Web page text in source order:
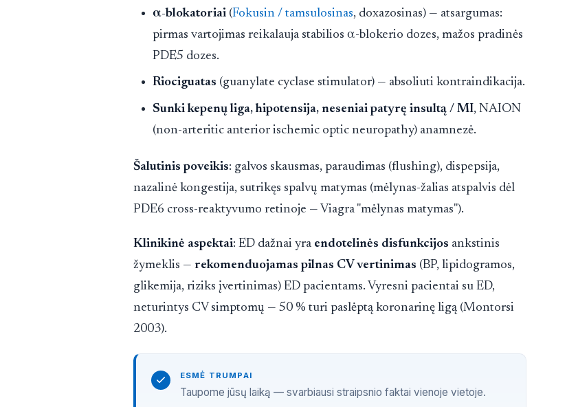
α-blokatoriai(Fokusin / tamsulosinas, doxazosinas) — atsargumas:
pirmas vartojimas reikalauja stabilios α-blokerio dozes, mažos pradinės
PDE5 dozes.
Riociguatas (guanylate cyclase stimulator) — absoliuti kontraindikacija.
Sunki kepenų liga, hipotensija, neseniai patyrę insultą / MI, NAION
(non-arteritic anterior ischemic optic neuropathy) anamnezė.
Šalutinis poveikis: galvos skausmas, paraudimas (flushing), dispepsija,
nazalinė kongestija, sutrikęs spalvų matymas (mėlynas-žalias atspalvis dėl
PDE6 cross-reaktyvumo retinoje — Viagra "mėlynas matymas").
Klinikinė aspektai: ED dažnai yra endotelinės disfunkcijos ankstinis
žymeklis — rekomenduojamas pilnas CV vertinimas (BP, lipidogramos,
glikemija, riziks įvertinimas) ED pacientams. Vyresni pacientai su ED,
neturintys CV simptomų — 50 % turi paslėptą koronarinę ligą (Montorsi
2003).
ESMĖ TRUMPAI
Taupome jūsų laiką — svarbiausi straipsnio faktai vienoje vietoje.